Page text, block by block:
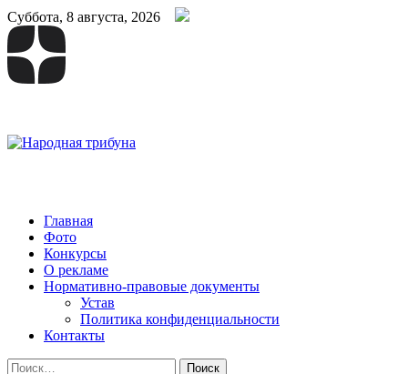
Суббота, 8 августа, 2026
Народная трибуна
Калининская районная газета
Главная
Фото
Конкурсы
О рекламе
Нормативно-правовые документы
Устав
Политика конфиденциальности
Контакты
Найти: